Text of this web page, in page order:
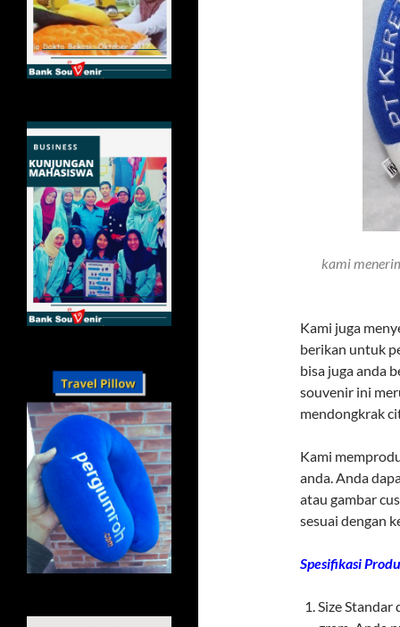
kami
Kami juga
berikan untuk
bisa juga anda
souvenir ini
mendongkrak
Kami
anda. Anda
atau gambar
sesuai dengan
Spesifikasi
Size Standar